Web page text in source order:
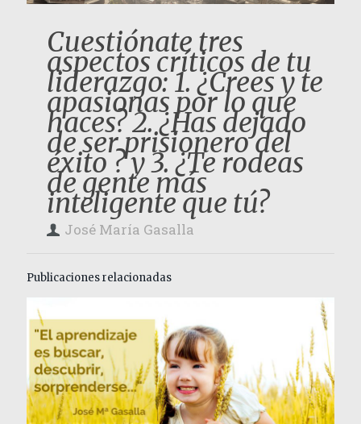
Cuestiónate tres
aspectos críticos de tu
liderazgo: 1. ¿Crees y te
apasionas por lo que
haces? 2. ¿Has dejado
de ser prisionero del
éxito ? y 3. ¿Te rodeas
de gente más
inteligente que tú?
José María Gasalla
Publicaciones relacionadas